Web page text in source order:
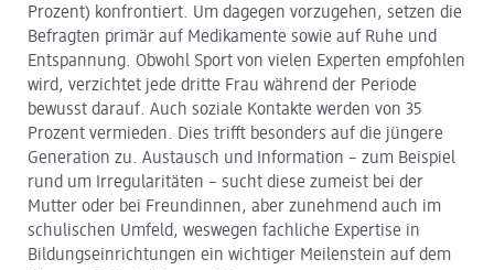
Prozent) konfrontiert. Um dagegen vorzugehen, setzen die
Befragten primär auf Medikamente sowie auf Ruhe und
Entspannung. Obwohl Sport von vielen Experten empfohlen
wird, verzichtet jede dritte Frau während der Periode
bewusst darauf. Auch soziale Kontakte werden von 35
Prozent vermieden. Dies trifft besonders auf die jüngere
Generation zu. Austausch und Information – zum Beispiel
rund um Irregularitäten – sucht diese zumeist bei der
Mutter oder bei Freundinnen, aber zunehmend auch im
schulischen Umfeld, weswegen fachliche Expertise in
Bildungseinrichtungen ein wichtiger Meilenstein auf dem